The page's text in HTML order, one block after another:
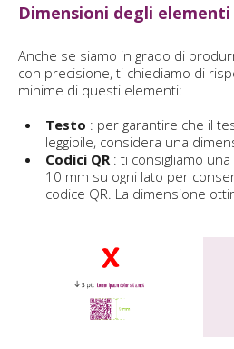
Dimensioni degli elementi
Anche se siamo in grado di
con precisione, ti chiediamo di
minime di questi elementi:
Testo : per garantire che il
leggibile, considera una
Codici QR: ti consigliamo
10 mm su ogni lato per
codice QR. La dimensione